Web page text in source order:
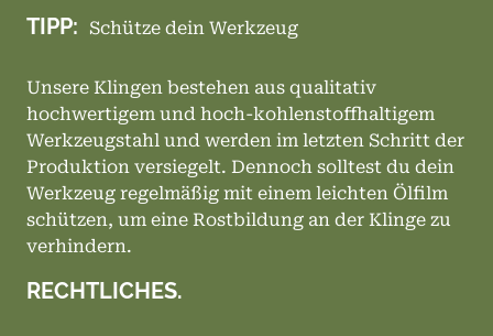
TIPP: Schütze dein Werkzeug
Unsere Klingen bestehen aus qualitativ
hochwertigem und hoch-kohlenstoffhaltigem
Werkzeugstahl und werden im letzten Schritt der
Produktion versiegelt. Dennoch solltest du dein
Werkzeug regelmäßig mit einem leichten Ölfilm
schützen, um eine Rostbildung an der Klinge zu
verhindern.
RECHTLICHES.